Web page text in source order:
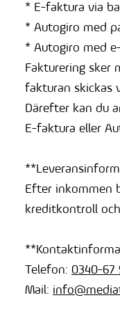
* E-faktura via
* Autogiro med
* Autogiro med
Fakturering sker
fakturan skickas
Därefter kan du
E-faktura eller
Efter inkommen
kreditkontroll
Telefon: 0340-67
Mail: